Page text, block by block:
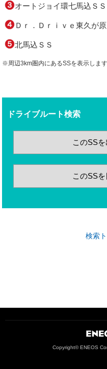
オートジョイ環七馬込ＳＳ
Ｄｒ．Ｄｒｉｖｅ東久が
北馬込ＳＳ
※周辺3km圏内にあるSSを表示します
ドライブルート検索
このSS
このSS
検索
Copyright© ENEOS